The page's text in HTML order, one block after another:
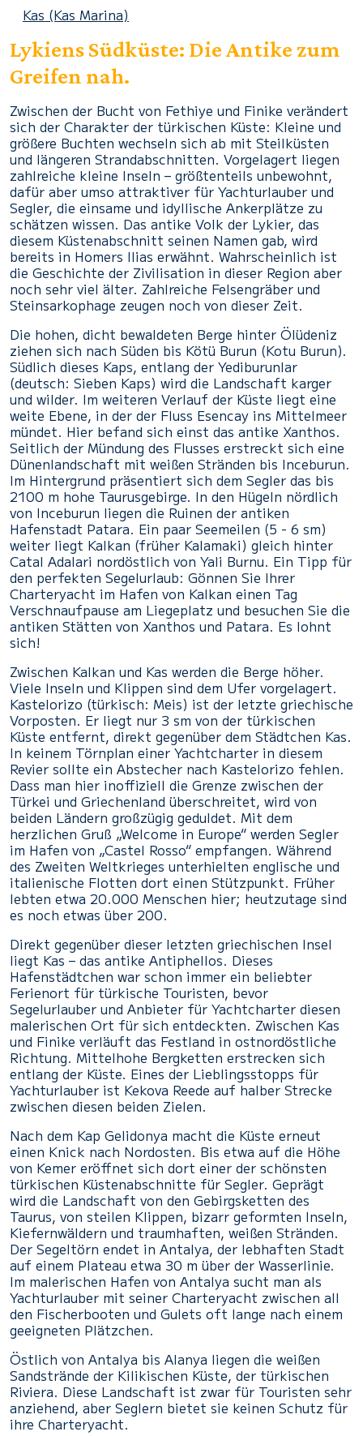
Kas (Kas Marina)
Lykiens Südküste: Die Antike zum
Greifen nah.
Zwischen der Bucht von Fethiye und Finike verändert
sich der Charakter der türkischen Küste: Kleine und
größere Buchten wechseln sich ab mit Steilküsten
und längeren Strandabschnitten. Vorgelagert liegen
zahlreiche kleine Inseln – größtenteils unbewohnt,
dafür aber umso attraktiver für Yachturlauber und
Segler, die einsame und idyllische Ankerplätze zu
schätzen wissen. Das antike Volk der Lykier, das
diesem Küstenabschnitt seinen Namen gab, wird
bereits in Homers Ilias erwähnt. Wahrscheinlich ist
die Geschichte der Zivilisation in dieser Region aber
noch sehr viel älter. Zahlreiche Felsengräber und
Steinsarkophage zeugen noch von dieser Zeit.
Die hohen, dicht bewaldeten Berge hinter Ölüdeniz
ziehen sich nach Süden bis Kötü Burun (Kotu Burun).
Südlich dieses Kaps, entlang der Yediburunlar
(deutsch: Sieben Kaps) wird die Landschaft karger
und wilder. Im weiteren Verlauf der Küste liegt eine
weite Ebene, in der der Fluss Esencay ins Mittelmeer
mündet. Hier befand sich einst das antike Xanthos.
Seitlich der Mündung des Flusses erstreckt sich eine
Dünenlandschaft mit weißen Stränden bis Inceburun.
Im Hintergrund präsentiert sich dem Segler das bis
2100 m hohe Taurusgebirge. In den Hügeln nördlich
von Inceburun liegen die Ruinen der antiken
Hafenstadt Patara. Ein paar Seemeilen (5 - 6 sm)
weiter liegt Kalkan (früher Kalamaki) gleich hinter
Catal Adalari nordöstlich von Yali Burnu. Ein Tipp für
den perfekten Segelurlaub: Gönnen Sie Ihrer
Charteryacht im Hafen von Kalkan einen Tag
Verschnaufpause am Liegeplatz und besuchen Sie die
antiken Stätten von Xanthos und Patara. Es lohnt
sich!
Zwischen Kalkan und Kas werden die Berge höher.
Viele Inseln und Klippen sind dem Ufer vorgelagert.
Kastelorizo (türkisch: Meis) ist der letzte griechische
Vorposten. Er liegt nur 3 sm von der türkischen
Küste entfernt, direkt gegenüber dem Städtchen Kas.
In keinem Törnplan einer Yachtcharter in diesem
Revier sollte ein Abstecher nach Kastelorizo fehlen.
Dass man hier inoffiziell die Grenze zwischen der
Türkei und Griechenland überschreitet, wird von
beiden Ländern großzügig geduldet. Mit dem
herzlichen Gruß „Welcome in Europe“ werden Segler
im Hafen von „Castel Rosso“ empfangen. Während
des Zweiten Weltkrieges unterhielten englische und
italienische Flotten dort einen Stützpunkt. Früher
lebten etwa 20.000 Menschen hier; heutzutage sind
es noch etwas über 200.
Direkt gegenüber dieser letzten griechischen Insel
liegt Kas – das antike Antiphellos. Dieses
Hafenstädtchen war schon immer ein beliebter
Ferienort für türkische Touristen, bevor
Segelurlauber und Anbieter für Yachtcharter diesen
malerischen Ort für sich entdeckten. Zwischen Kas
und Finike verläuft das Festland in ostnordöstliche
Richtung. Mittelhohe Bergketten erstrecken sich
entlang der Küste. Eines der Lieblingsstopps für
Yachturlauber ist Kekova Reede auf halber Strecke
zwischen diesen beiden Zielen.
Nach dem Kap Gelidonya macht die Küste erneut
einen Knick nach Nordosten. Bis etwa auf die Höhe
von Kemer eröffnet sich dort einer der schönsten
türkischen Küstenabschnitte für Segler. Geprägt
wird die Landschaft von den Gebirgsketten des
Taurus, von steilen Klippen, bizarr geformten Inseln,
Kiefernwäldern und traumhaften, weißen Stränden.
Der Segeltörn endet in Antalya, der lebhaften Stadt
auf einem Plateau etwa 30 m über der Wasserlinie.
Im malerischen Hafen von Antalya sucht man als
Yachturlauber mit seiner Charteryacht zwischen all
den Fischerbooten und Gulets oft lange nach einem
geeigneten Plätzchen.
Östlich von Antalya bis Alanya liegen die weißen
Sandstrände der Kilikischen Küste, der türkischen
Riviera. Diese Landschaft ist zwar für Touristen sehr
anziehend, aber Seglern bietet sie keinen Schutz für
ihre Charteryacht.